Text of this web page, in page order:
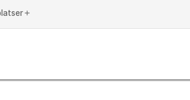
add